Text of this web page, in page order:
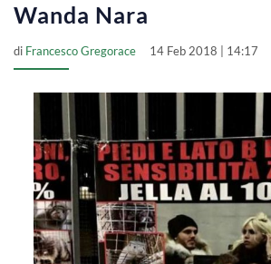
Wanda Nara
di Francesco Gregorace 14 Feb 2018 | 14:17